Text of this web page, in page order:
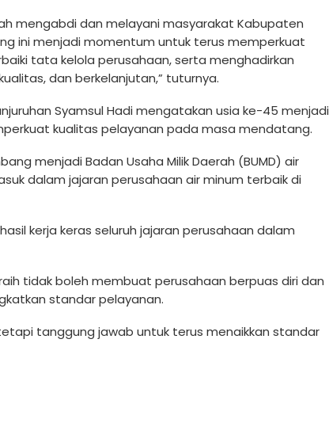
mengabdi dan melayani masyarakat Kabupaten
ini menjadi momentum untuk terus memperkuat
tata kelola perusahaan, serta menghadirkan
dan berkelanjutan,” tuturnya.
Syamsul Hadi mengatakan usia ke-45 menjadi
kualitas pelayanan pada masa mendatang.
menjadi Badan Usaha Milik Daerah (BUMD) air
dalam jajaran perusahaan air minum terbaik di
kerja keras seluruh jajaran perusahaan dalam
tidak boleh membuat perusahaan berpuas diri dan
standar pelayanan.
tanggung jawab untuk terus menaikkan standar